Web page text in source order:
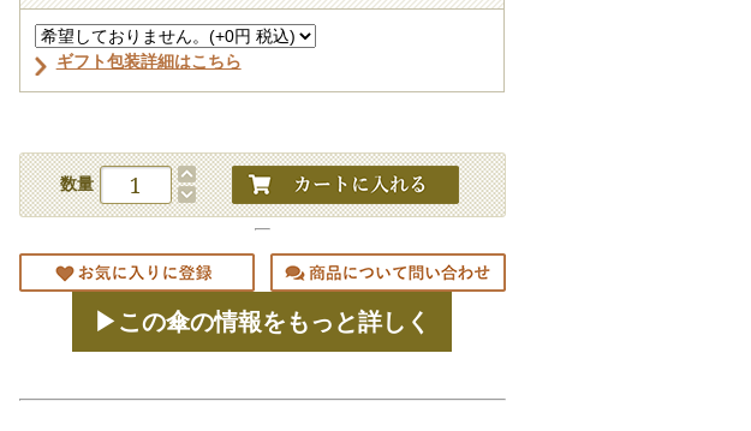
ギフト包装詳細はこちら
数量
▶この傘の情報をもっと詳しく